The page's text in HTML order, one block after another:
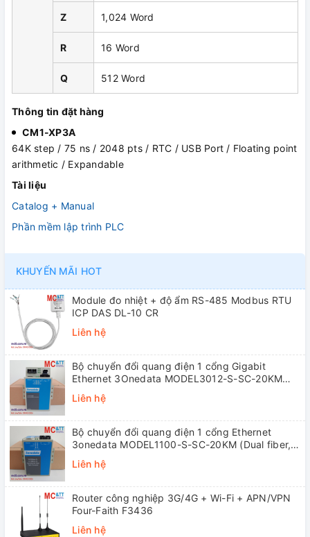
Z 1,024 Word
R 16 Word
Q 512 Word
Thông tin đặt hàng
CM1-XP3A
64K step / 75 ns / 2048 pts / RTC / USB Port / Floating point
arithmetic / Expandable
Tài liệu
Catalog + Manual
Phần mềm lập trình PLC
KHUYẾN MÃI HOT
Module đo nhiệt + độ ẩm RS-485 Modbus RTU
ICP DAS DL-10 CR
Liên hệ
Bộ chuyển đổi quang điện 1 cổng Gigabit
Ethernet 3Onedata MODEL3012-S-SC-20KM
Liên hệ
Bộ chuyển đổi quang điện 1 cổng Ethernet
3onedata MODEL1100-S-SC-20KM (Dual fiber,
Liên hệ
Router công nghiệp 3G/4G + Wi-Fi + APN/VPN
Four-Faith F3436
Liên hệ